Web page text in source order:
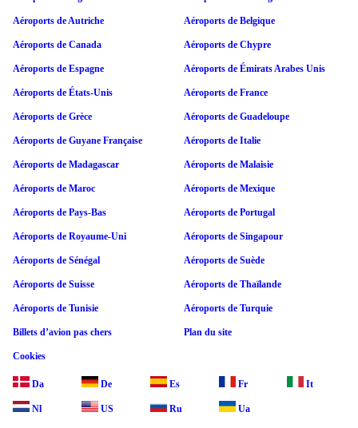
Aéroports de Autriche Aéroports de Belgique
Aéroports de Canada Aéroports de Chypre
Aéroports de Espagne Aéroports de Émirats Arabes Unis
Aéroports de États-Unis Aéroports de France
Aéroports de Grèce Aéroports de Guadeloupe
Aéroports de Guyane Française Aéroports de Italie
Aéroports de Madagascar Aéroports de Malaisie
Aéroports de Maroc Aéroports de Mexique
Aéroports de Pays-Bas Aéroports de Portugal
Aéroports de Royaume-Uni Aéroports de Singapour
Aéroports de Sénégal Aéroports de Suède
Aéroports de Suisse Aéroports de Thaïlande
Aéroports de Tunisie Aéroports de Turquie
Billets d’avion pas chers Plan du site
Cookies
Da De Es Fr It
Nl US Ru Ua